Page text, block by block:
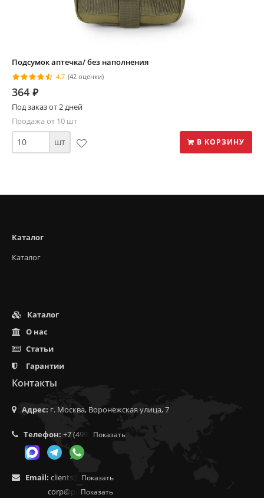
Подсумок аптечка/ без наполнения
4.7 (42 оценки)
364 ⃏
Под заказ от 2 дней
Продажа от 10 шт
шт В КОРЗИНУ
Каталог
Каталог
Каталог
О нас
Статьи
Гарантии
Контакты
Адрес: г. Москва, Воронежская улица, 7
Телефон: +7 (499) 350-55-05
Показать
Email: clients@f9.market
Показать
corp@phoenix9.ru
Показать